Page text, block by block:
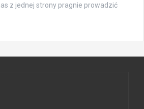
z jednej strony pragnie prowadzić